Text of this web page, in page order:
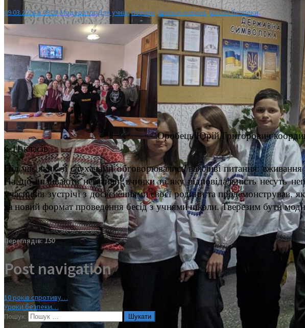
09.03.2024 о 08:28 МодераторДля учнів,Новини, Шкільні новини,Школа безпеки
Оробець Юрій Григорович
6-11 класів.
Під час яких зі слухачами обговорювались важливі питання:
На що впливають негативні вчинки та яку відповідальність несуть
учасників зустрічі з досягненнями своєї родини та
за новий формат проведення бесід з учнями школи. Тверезим бути
Переглядів:150
Post navigation
10 років спротиву…
Уроки безпеки…
Пошук: